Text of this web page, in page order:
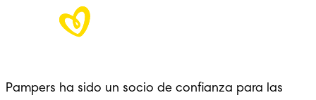
Pampers ha sido un socio de confianza para las